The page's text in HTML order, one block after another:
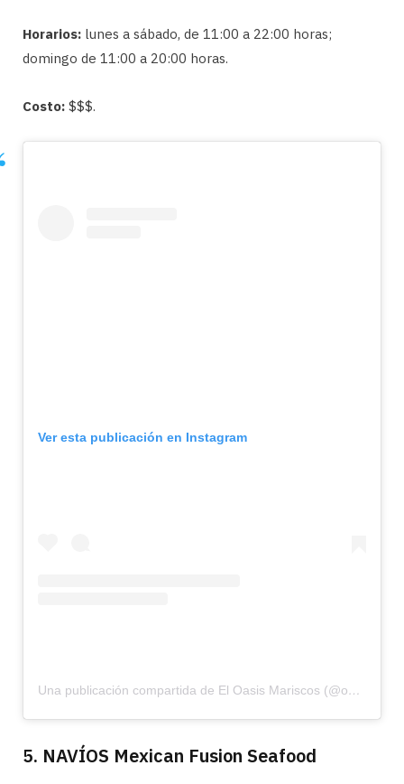
Horarios: lunes a sábado, de 11:00 a 22:00 horas;
domingo de 11:00 a 20:00 horas.
Costo: $$$.
Ver esta publicación en Instagram
Una publicación compartida de El Oasis Mariscos (@oasismariscos)
5. NAVÍOS Mexican Fusion Seafood